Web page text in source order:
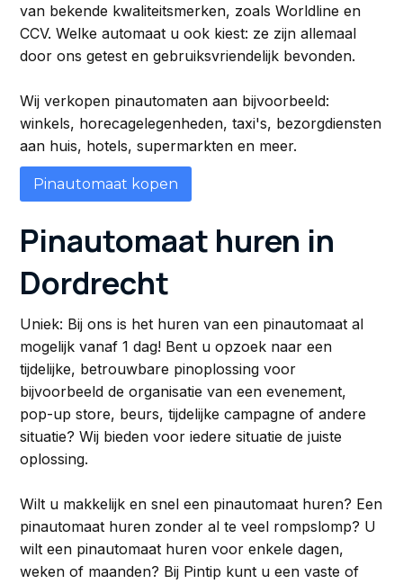
van bekende kwaliteitsmerken, zoals Worldline en
CCV. Welke automaat u ook kiest: ze zijn allemaal
door ons getest en gebruiksvriendelijk bevonden.
Wij verkopen pinautomaten aan bijvoorbeeld:
winkels, horecagelegenheden, taxi's, bezorgdiensten
aan huis, hotels, supermarkten en meer.
Pinautomaat kopen
Pinautomaat huren in
Dordrecht
Uniek: Bij ons is het huren van een pinautomaat al
mogelijk vanaf 1 dag! Bent u opzoek naar een
tijdelijke, betrouwbare pinoplossing voor
bijvoorbeeld de organisatie van een evenement,
pop-up store, beurs, tijdelijke campagne of andere
situatie? Wij bieden voor iedere situatie de juiste
oplossing.
Wilt u makkelijk en snel een pinautomaat huren? Een
pinautomaat huren zonder al te veel rompslomp? U
wilt een pinautomaat huren voor enkele dagen,
weken of maanden? Bij Pintip kunt u een vaste of